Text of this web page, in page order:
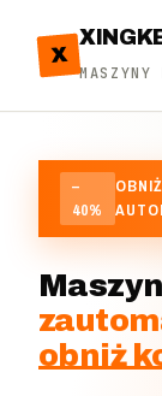
X
–
40%
obniż